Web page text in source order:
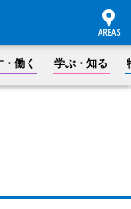
働く 学ぶ・知る